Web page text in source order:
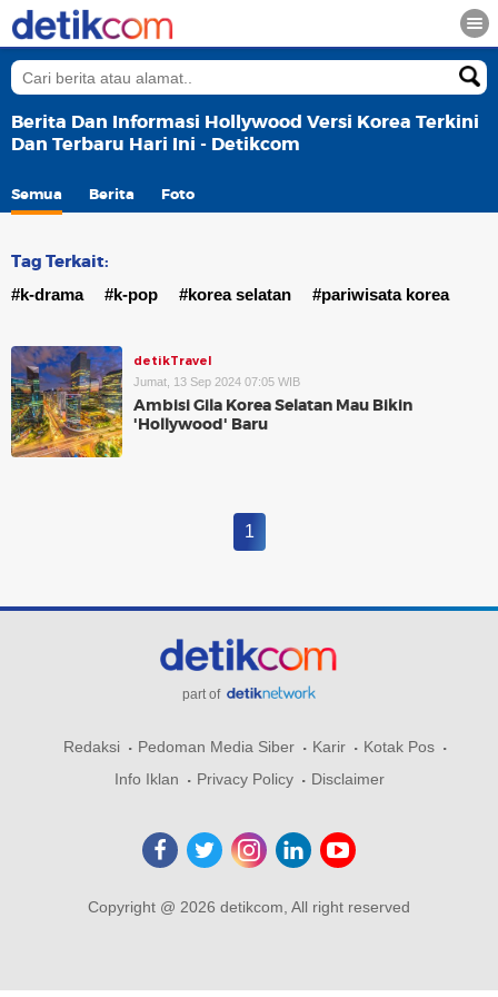
Berita Dan Informasi Hollywood Versi Korea Terkini
Dan Terbaru Hari Ini - Detikcom
Semua Berita Foto
Tag Terkait:
#k-drama #k-pop #korea selatan #pariwisata korea
detikTravel
Jumat, 13 Sep 2024 07:05 WIB
Ambisi Gila Korea Selatan Mau Bikin
'Hollywood' Baru
1
part of
Redaksi Pedoman Media Siber Karir
Kotak Pos
Info Iklan
Privacy Policy Disclaimer
Copyright @ 2026 detikcom, All right reserved